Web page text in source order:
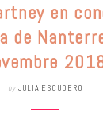
en
de
by JULIA ESCUDERO